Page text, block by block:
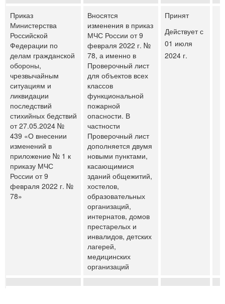
Приказ
Министерства
Российской
Федерации по
делам гражданской
обороны,
чрезвычайным
ситуациям и
ликвидации
последствий
стихийных бедствий
от 27.05.2024 №
439 «О внесении
изменений в
приложение № 1 к
приказу МЧС
России от 9
февраля 2022 г. №
78»
Вносятся
изменения в приказ
МЧС России от 9
февраля 2022 г. №
78, а именно в
Проверочный лист
для объектов всех
классов
функциональной
пожарной
опасности. В
частности
Проверочный лист
дополняется двумя
новыми пунктами,
касающимися
зданий общежитий,
хостелов,
образовательных
организаций,
интернатов, домов
престарелых и
инвалидов, детских
лагерей,
медицинских
организаций
Принят
Действует с
01 июля
2024 г.